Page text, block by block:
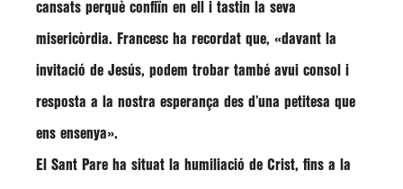
cansats perquè confiïn en ell i tastin la seva
misericòrdia. Francesc ha recordat que, «davant la
invitació de Jesús, podem trobar també avui consol i
resposta a la nostra esperança des d’una petitesa que
ens ensenya».
El Sant Pare ha situat la humiliació de Crist, fins a la